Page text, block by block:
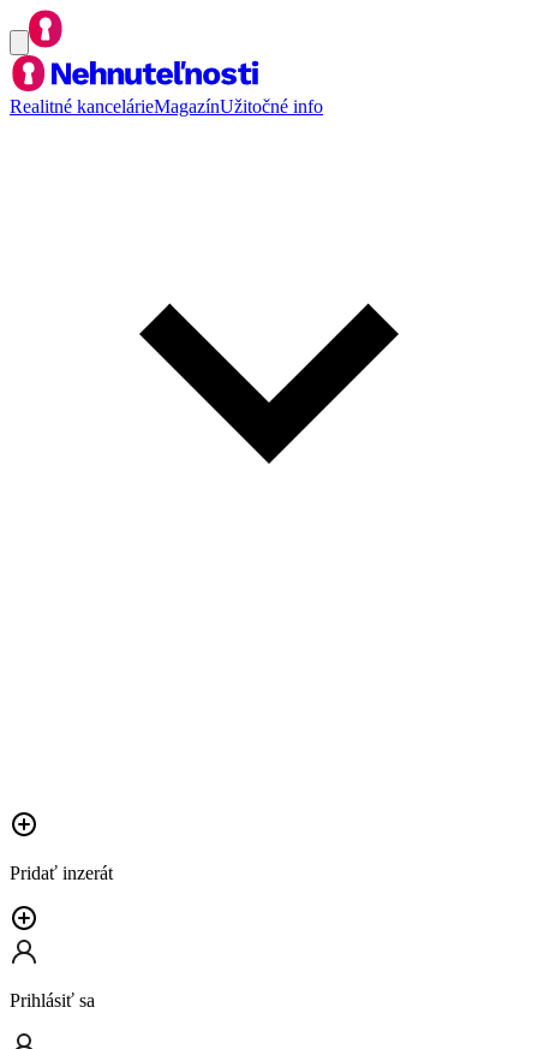
Realitné kancelárieMagazínUžitočné info
Pridať inzerát
Prihlásiť sa